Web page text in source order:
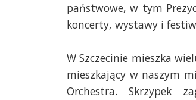
państwowe, w tym
koncerty, wystawy i
W Szczecinie mieszka
mieszkający w naszym
Orchestra. Skrzypek